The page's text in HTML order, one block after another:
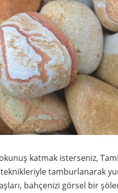
katmak isterseniz,
tamburlanarak
bahçenizi görsel bir